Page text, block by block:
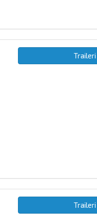
Traileri
Traileri